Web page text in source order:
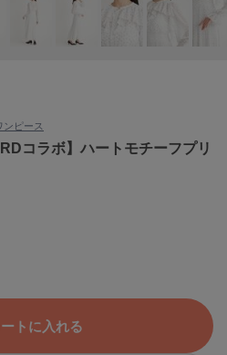
ピース
コラボ】ハートモチーフプリ
トに入れる